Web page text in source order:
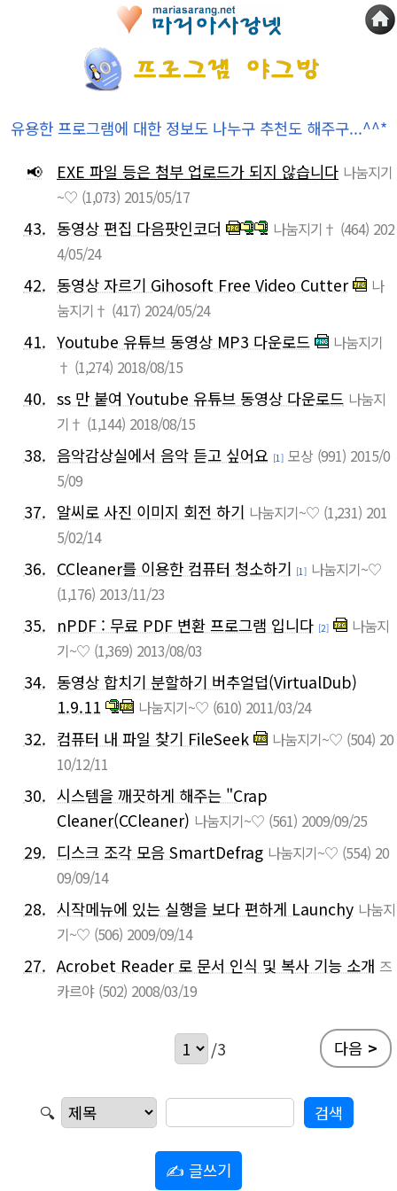
유용한 프로그램에 대한 정보도 나누구 추천도 해주구...^^*
📢
EXE 파일 등은 첨부 업로드가 되지 않습니다 나눔지기
~♡ (1,073) 2015/05/17
43. 동영상 편집 다음팟인코더 나눔지기† (464) 202
4/05/24
42. 동영상 자르기 Gihosoft Free Video Cutter
나
눔지기† (417) 2024/05/24
41. Youtube 유튜브 동영상 MP3 다운로드
나눔지기
† (1,274) 2018/08/15
40. ss 만 붙여 Youtube 유튜브 동영상 다운로드 나눔지
기† (1,144) 2018/08/15
38. 음악감상실에서 음악 듣고 싶어요 [1] 모상 (991) 2015/0
5/09
37. 알씨로 사진 이미지 회전 하기 나눔지기~♡ (1,231) 201
5/02/14
36. CCleaner를 이용한 컴퓨터 청소하기 [1] 나눔지기~♡
(1,176) 2013/11/23
35. nPDF : 무료 PDF 변환 프로그램 입니다 [2]
나눔지
기~♡ (1,369) 2013/08/03
34. 동영상 합치기 분할하기 버추얼덥(VirtualDub)
1.9.11
나눔지기~♡ (610) 2011/03/24
32. 컴퓨터 내 파일 찾기 FileSeek 나눔지기~♡ (504) 20
10/12/11
30. 시스템을 깨끗하게 해주는 "Crap
Cleaner(CCleaner) 나눔지기~♡ (561) 2009/09/25
29. 디스크 조각 모음 SmartDefrag 나눔지기~♡ (554) 20
09/09/14
28. 시작메뉴에 있는 실행을 보다 편하게 Launchy 나눔지
기~♡ (506) 2009/09/14
27. Acrobet Reader 로 문서 인식 및 복사 기능 소개 즈
카르야 (502) 2008/03/19
/3 다음 >
🔍
✍ 글쓰기